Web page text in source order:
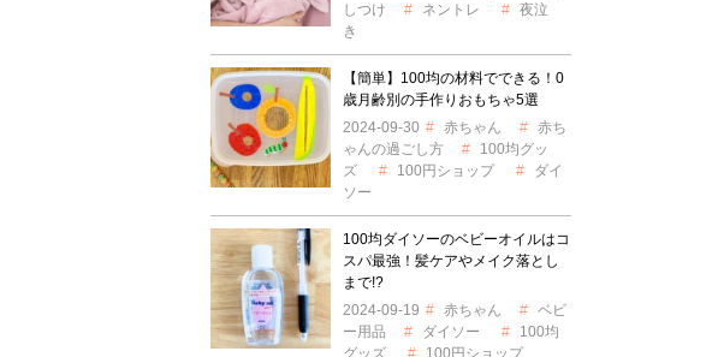
しつけ
ネントレ
夜泣
き
【簡単】100均の材料でできる！0
歳月齢別の手作りおもちゃ5選
2024-09-30
赤ちゃん
赤ち
ゃんの過ごし方
100均グッ
ズ
100円ショップ
ダイ
ソー
100均ダイソーのベビーオイルはコ
スパ最強！髪ケアやメイク落とし
まで!?
2024-09-19
赤ちゃん
ベビ
ー用品
ダイソー
100均
グッズ
100円ショップ